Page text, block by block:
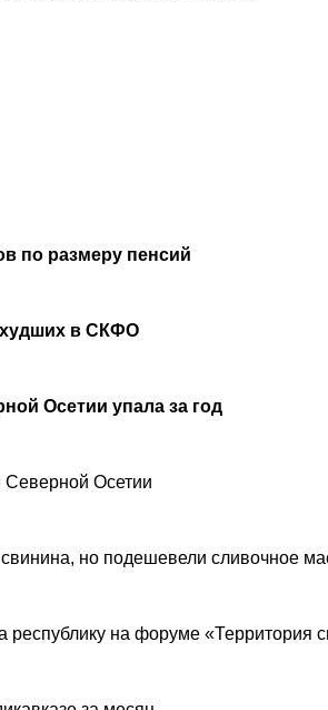
по размеру пенсий
худших в СКФО
Осетии упала за год
Северной Осетии
но подешевели сливочное
на форуме «Территория